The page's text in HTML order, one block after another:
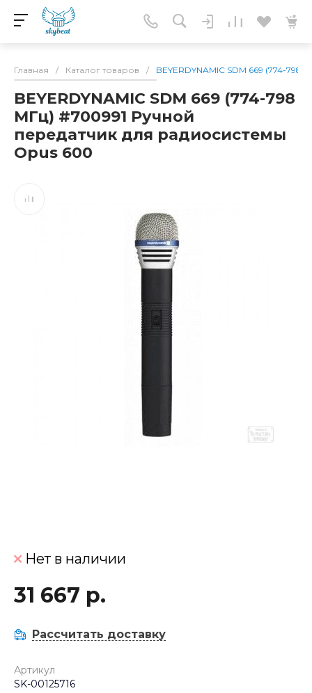
Главная / Каталог товаров / BEYERDYNAMIC SDM 669 (774-
BEYERDYNAMIC SDM 669 (774-798
МГц) #700991 Ручной
передатчик для радиосистемы
Opus 600
Нет в наличии
31 667 р.
Рассчитать доставку
Артикул
SK-00125716